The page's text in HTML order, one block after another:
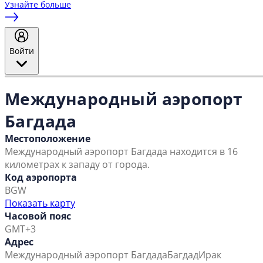
Узнайте больше
Войти
Международный аэропорт
Багдада
Местоположение
Международный аэропорт Багдада находится в 16
километрах к западу от города.
Код аэропорта
BGW
Показать карту
Часовой пояс
GMT+3
Адрес
Международный аэропорт БагдадаБагдадИрак